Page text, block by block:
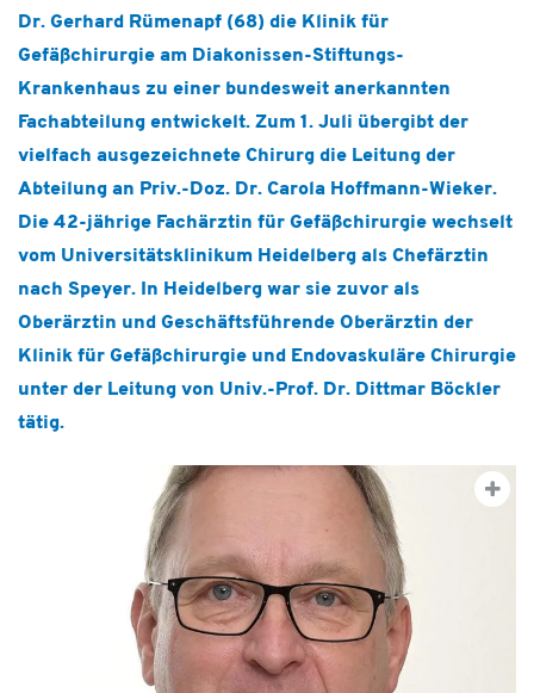
Dr. Gerhard Rümenapf (68) die Klinik für
Gefäßchirurgie am Diakonissen-Stiftungs-
Krankenhaus zu einer bundesweit anerkannten
Fachabteilung entwickelt. Zum 1. Juli übergibt der
vielfach ausgezeichnete Chirurg die Leitung der
Abteilung an Priv.-Doz. Dr. Carola Hoffmann-Wieker.
Die 42-jährige Fachärztin für Gefäßchirurgie wechselt
vom Universitätsklinikum Heidelberg als Chefärztin
nach Speyer. In Heidelberg war sie zuvor als
Oberärztin und Geschäftsführende Oberärztin der
Klinik für Gefäßchirurgie und Endovaskuläre Chirurgie
unter der Leitung von Univ.-Prof. Dr. Dittmar Böckler
tätig.